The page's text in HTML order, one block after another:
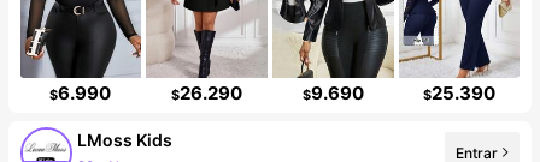
$6.990 $26.290 $9.690 $25.390
LMoss Kids
Entrar